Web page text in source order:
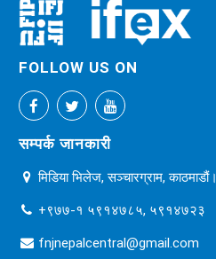
FOLLOW US ON
सम्पर्क जानकारी
मिडिया भिलेज, सञ्चारग्राम, काठमाडौं।
+९७७-१ ५९१४७८५, ५९१४७२३
fnjnepalcentral@gmail.com